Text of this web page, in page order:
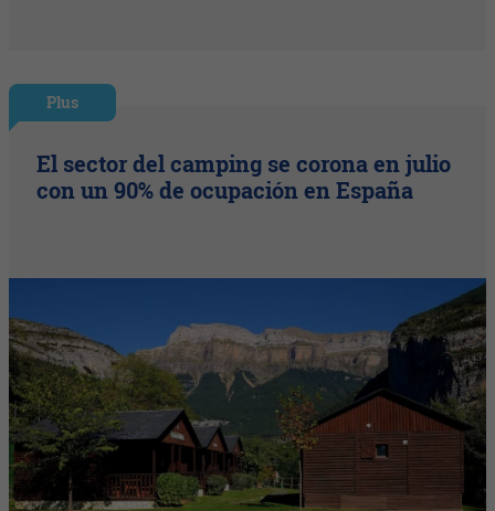
Plus
El sector del camping se corona en julio
con un 90% de ocupación en España